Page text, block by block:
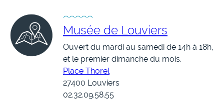
Musée de Louviers
Ouvert du mardi au samedi de 14h à 18h,
et le premier dimanche du mois.
Place Thorel
27400 Louviers
02.32.09.58.55